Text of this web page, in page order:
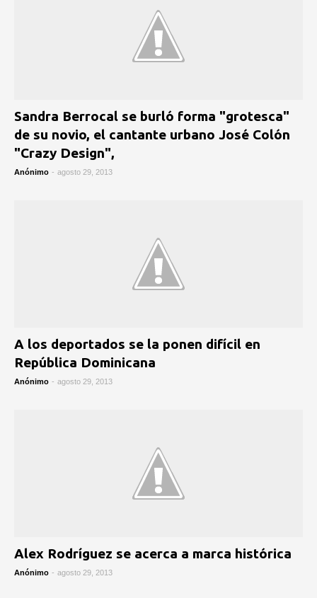
Sandra Berrocal se burló forma "grotesca"
de su novio, el cantante urbano José Colón
"Crazy Design",
Anónimo - agosto 29, 2013
A los deportados se la ponen difícil en
República Dominicana
Anónimo - agosto 29, 2013
Alex Rodríguez se acerca a marca histórica
Anónimo - agosto 29, 2013